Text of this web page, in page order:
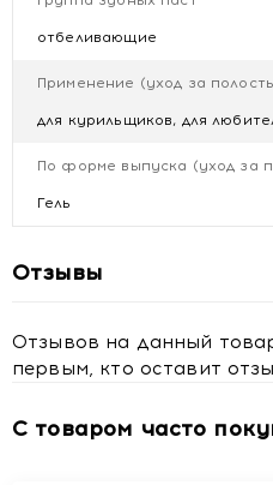
отбеливающие
Применение (уход за
для курильщиков, для
По форме выпуска (уход за
Гель
Отзывы
Отзывов на данный
первым, кто оставит
С товаром часто